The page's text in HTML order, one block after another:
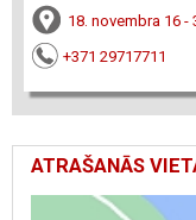
18. novembra 16 -
+371 29717711
ATRAŠANĀS